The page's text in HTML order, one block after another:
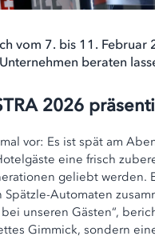
vom 7. bis 11.
beraten
2026
vor: Es ist spät am
eine frisch
geliebt werden.
Spätzle-Automaten
unseren Gästen“,
Gimmick, sondern